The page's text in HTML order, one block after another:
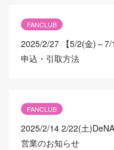
FANCLUB
2025/2/27 【5/2(金)～
申込・引取方法
FANCLUB
2025/2/14 2/22(土
営業のお知らせ